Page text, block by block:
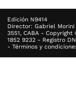
Edición N9414
Director: Gabriel
3551, CABA -
1852 9232 - Registro
- Términos y